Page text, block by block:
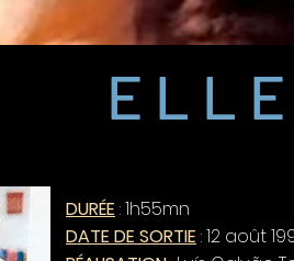
DURÉE :1h55mn
DATE DE SORTIE :12 août